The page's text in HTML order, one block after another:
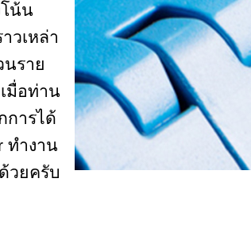
น้น
วเหล่า
นราย
มื่อท่าน
การได้
ทำงาน
ด้วยครับ